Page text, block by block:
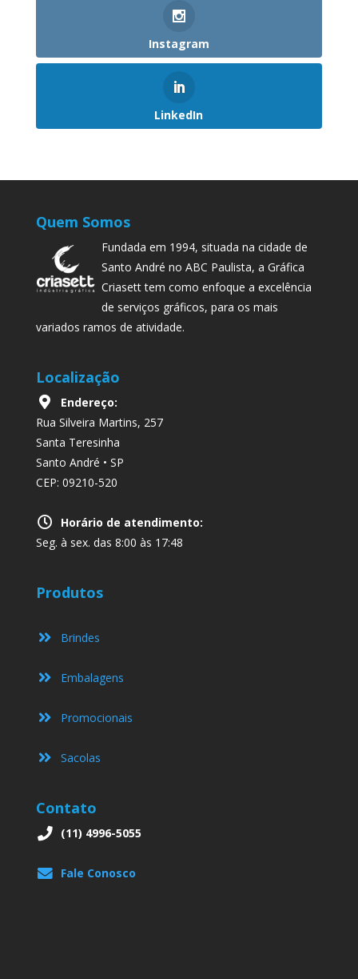
Instagram
LinkedIn
Quem Somos
Fundada em 1994, situada na cidade de
Santo André no ABC Paulista, a Gráfica
Criasett tem como enfoque a excelência
de serviços gráficos, para os mais
variados ramos de atividade.
Localização
Endereço:
Rua Silveira Martins, 257
Santa Teresinha
Santo André • SP
CEP: 09210-520
Horário de atendimento:
Seg. à sex. das 8:00 às 17:48
Produtos
Brindes
Embalagens
Promocionais
Sacolas
Contato
(11) 4996-5055
Fale Conosco